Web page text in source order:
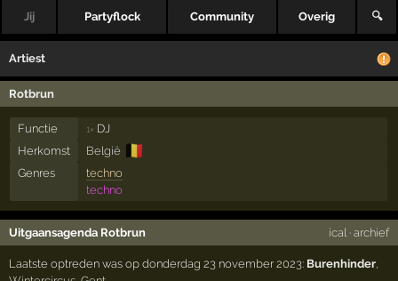
Jij Partyflock Community Overig 🔍
Artiest
Rotbrun
Functie 1× DJ
Herkomst
België 🇧🇪
Genres
techno
techno
Uitgaansagenda Rotbrun ical· archief
Laatste optreden was op donderdag 23 november 2023: Burenhinder